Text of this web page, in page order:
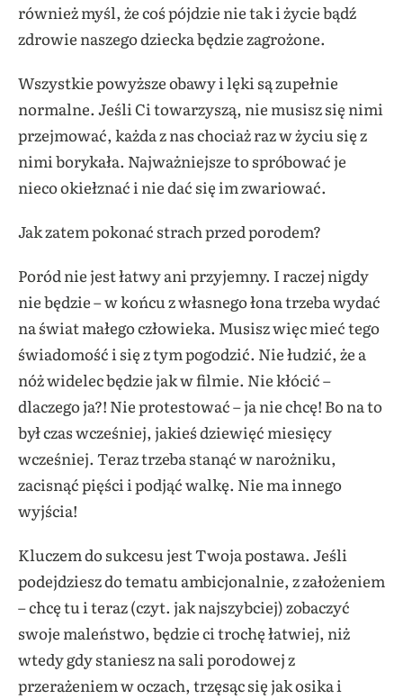
również myśl, że coś pójdzie nie tak i życie bądź
zdrowie naszego dziecka będzie zagrożone.
Wszystkie powyższe obawy i lęki są zupełnie
normalne. Jeśli Ci towarzyszą, nie musisz się nimi
przejmować, każda z nas chociaż raz w życiu się z
nimi borykała. Najważniejsze to spróbować je
nieco okiełznać i nie dać się im zwariować.
Jak zatem pokonać strach przed porodem?
Poród nie jest łatwy ani przyjemny. I raczej nigdy
nie będzie –w końcu z własnego łona trzeba wydać
na świat małego człowieka. Musisz więc mieć tego
świadomość i się z tym pogodzić. Nie łudzić, że a
nóż widelec będzie jak w filmie. Nie kłócić –
dlaczego ja?! Nie protestować – ja nie chcę! Bo na to
był czas wcześniej, jakieś dziewięć miesięcy
wcześniej. Teraz trzeba stanąć w narożniku,
zacisnąć pięści i podjąć walkę. Nie ma innego
wyjścia!
Kluczem do sukcesu jest Twoja postawa. Jeśli
podejdziesz do tematu ambicjonalnie, z założeniem
– chcę tu i teraz (czyt. jak najszybciej) zobaczyć
swoje maleństwo, będzie ci trochę łatwiej, niż
wtedy gdy staniesz na sali porodowej z
przerażeniem w oczach, trzęsąc się jak osika i